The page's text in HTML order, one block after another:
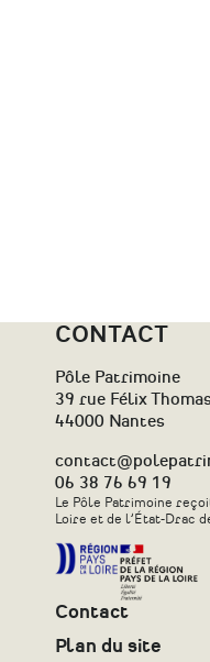
CONTACT
Pôle Patrimoine
39 rue Félix
44000 Nantes
06 38 76 69 19
Le Pôle Patrimoine
Loire et de l’État-Drac
Contact
Plan du site